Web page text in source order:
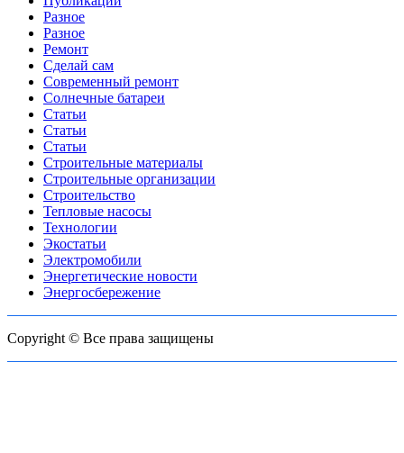
Разное
Разное
Ремонт
Сделай сам
Современный ремонт
Солнечные батареи
Статьи
Статьи
Статьи
Строительные материалы
Строительные организации
Строительство
Тепловые насосы
Технологии
Экостатьи
Электромобили
Энергетические новости
Энергосбережение
Copyright © Все права защищены